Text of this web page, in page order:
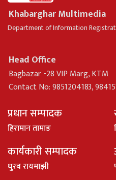
Khabarghar Multimedia
Department of Information
Head Office
Bagbazar -28 VIP Marg, KTM
Contact No: 9851204183,
प्रधान सम्पादक
हिरामान तामाङ
कार्यकारी सम्पादक
धु्रव रायमाझी